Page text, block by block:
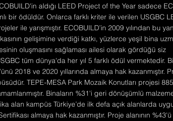
aldığı LEED Project of the Year sadece
bir ödüldür. Onlarca farklı kriter ile verilen USGBC
ile yarışmıştır. ECOBUILD’in 2009 yılından bu
gelişimine verdiği katkı, yüzlerce yeşil bina
oluşmasını sağlaması ailesi olarak gördüğü siz
tüm dünya'da her yıl 5 farklı ödül vermektedir.
2018 ve 2020 yıllarında almaya hak kazanmıştır.
TEPE-MESA Park Mozaik Konutları projesi
Binaların %31'i geri dönüşümlü
alan kampüs Türkiye’de ilk defa açık alanlarda
almaya hak kazanmıştır. Proje alanının